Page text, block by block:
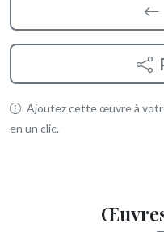
Ajoutez cette œuvre à
en un clic.